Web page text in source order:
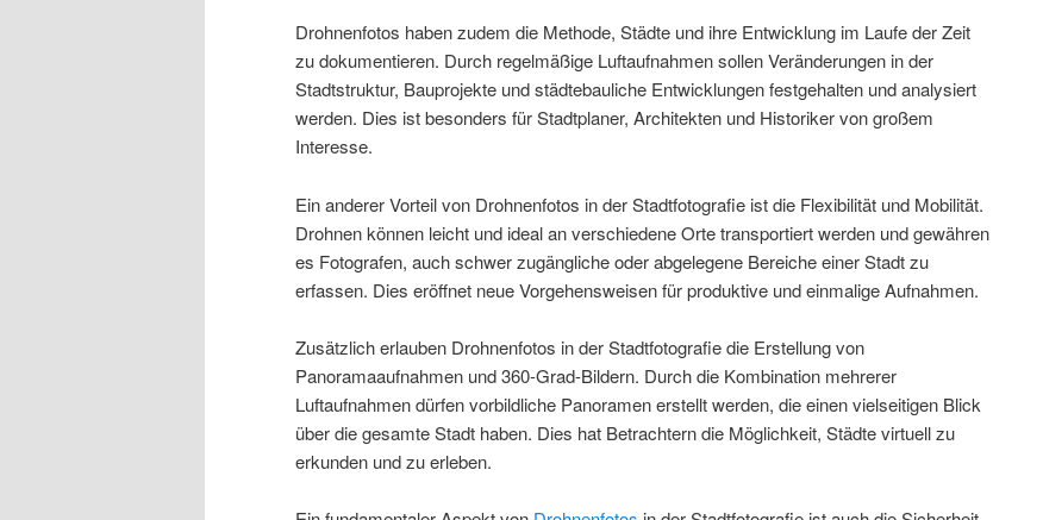
Drohnenfotos haben zudem die Methode, Städte und ihre Entwicklung im Laufe der Zeit
zu dokumentieren. Durch regelmäßige Luftaufnahmen sollen Veränderungen in der
Stadtstruktur, Bauprojekte und städtebauliche Entwicklungen festgehalten und analysiert
werden. Dies ist besonders für Stadtplaner, Architekten und Historiker von großem
Interesse.
Ein anderer Vorteil von Drohnenfotos in der Stadtfotografie ist die Flexibilität und Mobilität.
Drohnen können leicht und ideal an verschiedene Orte transportiert werden und gewähren
es Fotografen, auch schwer zugängliche oder abgelegene Bereiche einer Stadt zu
erfassen. Dies eröffnet neue Vorgehensweisen für produktive und einmalige Aufnahmen.
Zusätzlich erlauben Drohnenfotos in der Stadtfotografie die Erstellung von
Panoramaaufnahmen und 360-Grad-Bildern. Durch die Kombination mehrerer
Luftaufnahmen dürfen vorbildliche Panoramen erstellt werden, die einen vielseitigen Blick
über die gesamte Stadt haben. Dies hat Betrachtern die Möglichkeit, Städte virtuell zu
erkunden und zu erleben.